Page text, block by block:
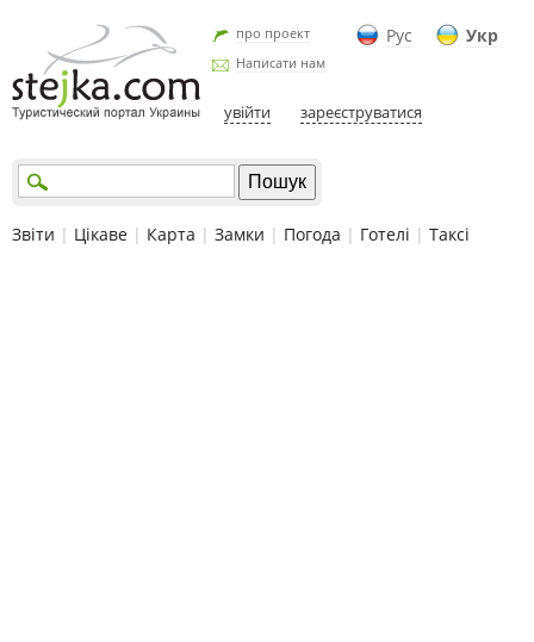
Рус Укр
про проект
Написати нам
увійти зареєструватися
Звіти | Цікаве | Карта | Замки | Погода | Готелі | Таксі